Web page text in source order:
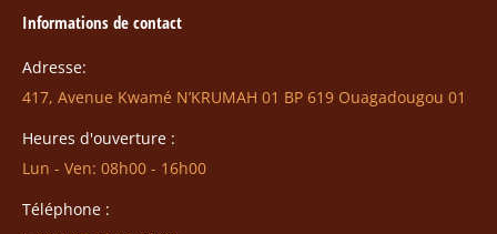
Informations de contact
Adresse:
417, Avenue Kwamé N’KRUMAH 01 BP 619 Ouagadougou 01
Heures d'ouverture :
Lun - Ven: 08h00 - 16h00
Téléphone :